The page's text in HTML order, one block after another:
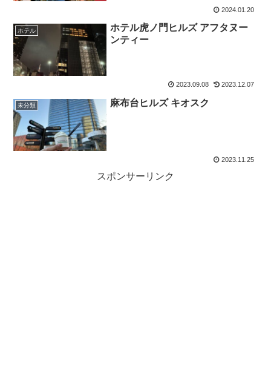
2024.01.20
ホテル
ホテル虎ノ門ヒルズ アフタヌー
ンティー
2023.09.08 2023.12.07
未分類 麻布台ヒルズ キオスク
2023.11.25
スポンサーリンク